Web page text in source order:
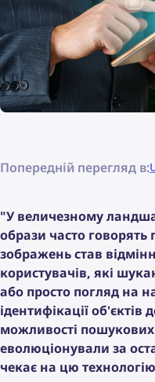
Попередній перегляд в:
"У величезному
образи часто
зображень став
користувачів, які
або просто погляд на
ідентифікації
можливості
еволюціонували за
чекає на цю